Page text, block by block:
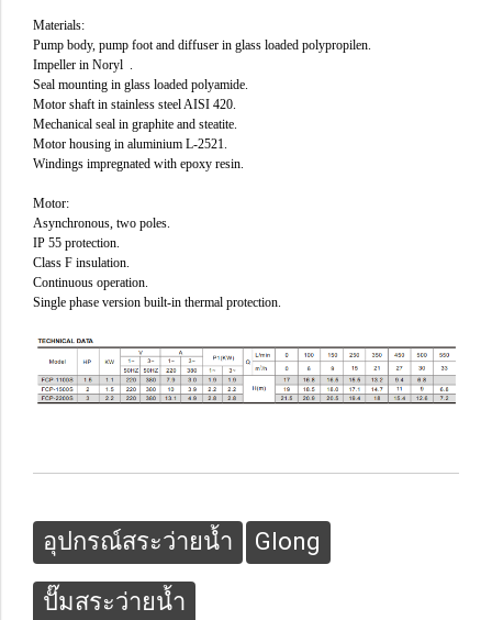
Materials:
Pump body, pump foot and diffuser in glass loaded polypropilen.
Impeller in Noryl .
Seal mounting in glass loaded polyamide.
Motor shaft in stainless steel AISI 420.
Mechanical seal in graphite and steatite.
Motor housing in aluminium L-2521.
Windings impregnated with epoxy resin.
Motor:
Asynchronous, two poles.
IP 55 protection.
Class F insulation.
Continuous operation.
Single phase version built-in thermal protection.
อุปกรณ์สระว่ายน้ำ Glong
ปั๊มสระว่ายน้ำ